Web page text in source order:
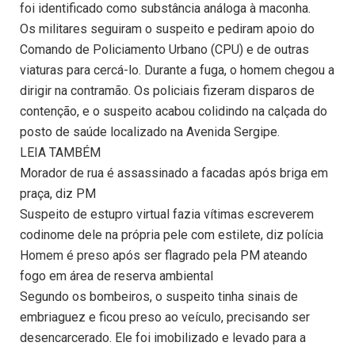
foi identificado como substância análoga à maconha.
Os militares seguiram o suspeito e pediram apoio do
Comando de Policiamento Urbano (CPU) e de outras
viaturas para cercá-lo. Durante a fuga, o homem chegou a
dirigir na contramão. Os policiais fizeram disparos de
contenção, e o suspeito acabou colidindo na calçada do
posto de saúde localizado na Avenida Sergipe.
LEIA TAMBÉM
Morador de rua é assassinado a facadas após briga em
praça, diz PM
Suspeito de estupro virtual fazia vítimas escreverem
codinome dele na própria pele com estilete, diz polícia
Homem é preso após ser flagrado pela PM ateando
fogo em área de reserva ambiental
Segundo os bombeiros, o suspeito tinha sinais de
embriaguez e ficou preso ao veículo, precisando ser
desencarcerado. Ele foi imobilizado e levado para a